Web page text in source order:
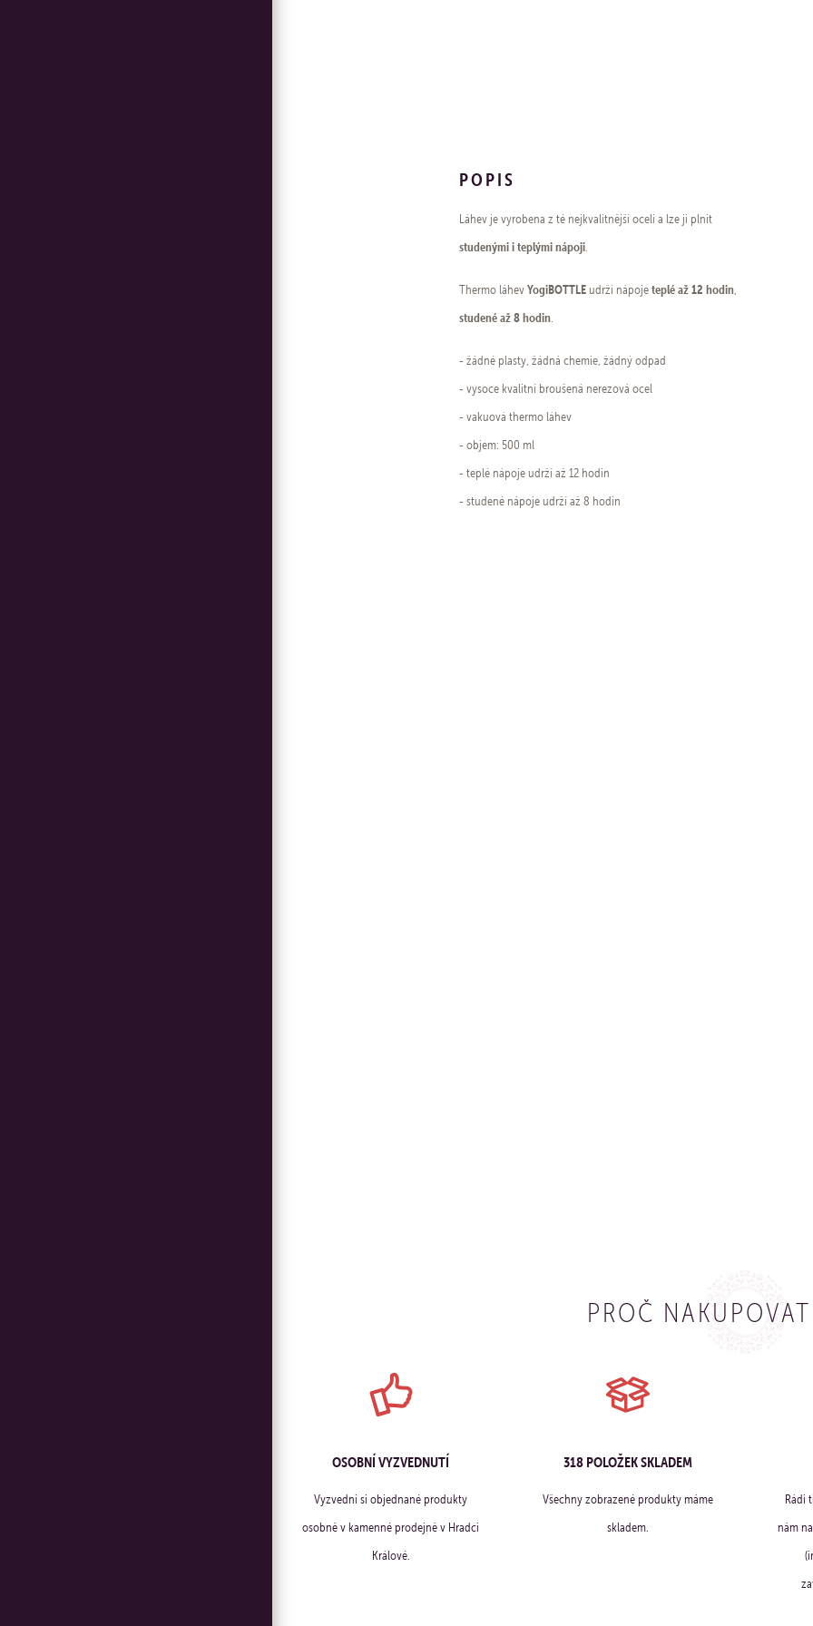
POPIS
Láhev je vyrobena z té nejkvalitnější oceli a lze ji plnit
studenými i teplými nápoji.
Thermo láhevYogiBOTTLEudrží nápojeteplé až12 hodin,
studené až 8 hodin.
- žádné plasty, žádná chemie, žádný odpad
- vysoce kvalitní broušená nerezová ocel
- vakuová thermo láhev
- objem: 500 ml
- teplé nápoje udrží až 12 hodin
- studené nápoje udrží až 8 hodin
PROČ
OSOBNÍ VYZVEDNUTÍ
Vyzvedni si objednané produkty
osobně v kamenné prodejně v Hradci
Králové.
318 POLOŽEK SKLADEM
Všechny zobrazené produkty máme
skladem.
Rádi
nám